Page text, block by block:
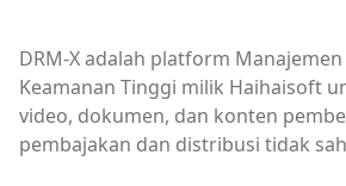
DRM-X adalah platform
Keamanan Tinggi milik Haihaisoft
video, dokumen, dan konten
pembajakan dan distribusi tidak